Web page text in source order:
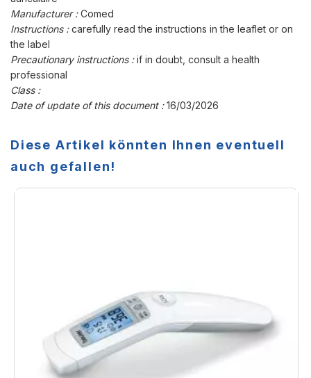
Manufacturer :Comed
Instructions :carefully read the instructions in the leaflet or on
the label
Precautionary instructions :if in doubt, consult a health
professional
Class :
Date of update of this document :16/03/2026
Diese Artikel könnten Ihnen eventuell
auch gefallen!